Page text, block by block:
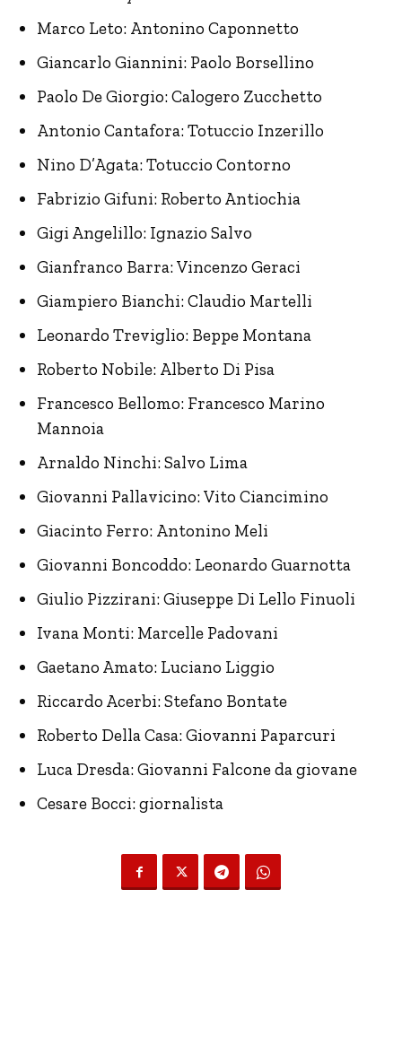
Marco Leto: Antonino Caponnetto
Giancarlo Giannini: Paolo Borsellino
Paolo De Giorgio: Calogero Zucchetto
Antonio Cantafora: Totuccio Inzerillo
Nino D’Agata: Totuccio Contorno
Fabrizio Gifuni: Roberto Antiochia
Gigi Angelillo: Ignazio Salvo
Gianfranco Barra: Vincenzo Geraci
Giampiero Bianchi: Claudio Martelli
Leonardo Treviglio: Beppe Montana
Roberto Nobile: Alberto Di Pisa
Francesco Bellomo: Francesco Marino
Mannoia
Arnaldo Ninchi: Salvo Lima
Giovanni Pallavicino: Vito Ciancimino
Giacinto Ferro: Antonino Meli
Giovanni Boncoddo: Leonardo Guarnotta
Giulio Pizzirani: Giuseppe Di Lello Finuoli
Ivana Monti: Marcelle Padovani
Gaetano Amato: Luciano Liggio
Riccardo Acerbi: Stefano Bontate
Roberto Della Casa: Giovanni Paparcuri
Luca Dresda: Giovanni Falcone da giovane
Cesare Bocci: giornalista